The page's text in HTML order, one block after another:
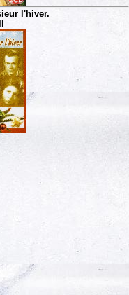
l'hiver.